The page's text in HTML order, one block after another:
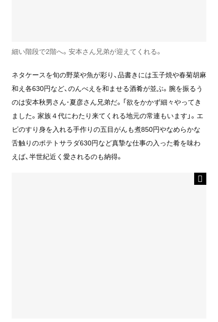
細い階段で2階へ。安本さん兄弟が迎えてくれる。
ネタケースを旬の野菜や魚が彩り、品書きには玉子焼や春菊胡麻
和え各630円など、のんべえを和ませる酒肴が並ぶ。腕を振るう
のは安本秋男さん･夏彦さん兄弟だ。「欲をかかず細々やってき
ました。家族４代にわたり来てくれる地元の常連もいます」。エ
ビのすり身を入れる手作りの五目がんも煮850円やなめらかな
舌触りのポテトサラダ630円など真摯な仕事の入った肴を味わ
えば、半世紀近く愛されるのも納得。